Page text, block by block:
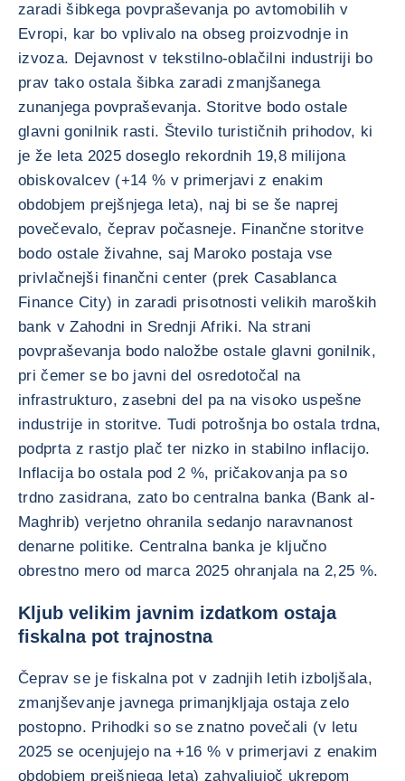
zaradi šibkega povpraševanja po avtomobilih v
Evropi, kar bo vplivalo na obseg proizvodnje in
izvoza. Dejavnost v tekstilno-oblačilni industriji bo
prav tako ostala šibka zaradi zmanjšanega
zunanjega povpraševanja. Storitve bodo ostale
glavni gonilnik rasti. Število turističnih prihodov, ki
je že leta 2025 doseglo rekordnih 19,8 milijona
obiskovalcev (+14 % v primerjavi z enakim
obdobjem prejšnjega leta), naj bi se še naprej
povečevalo, čeprav počasneje. Finančne storitve
bodo ostale živahne, saj Maroko postaja vse
privlačnejši finančni center (prek Casablanca
Finance City) in zaradi prisotnosti velikih maroških
bank v Zahodni in Srednji Afriki. Na strani
povpraševanja bodo naložbe ostale glavni gonilnik,
pri čemer se bo javni del osredotočal na
infrastrukturo, zasebni del pa na visoko uspešne
industrije in storitve. Tudi potrošnja bo ostala trdna,
podprta z rastjo plač ter nizko in stabilno inflacijo.
Inflacija bo ostala pod 2 %, pričakovanja pa so
trdno zasidrana, zato bo centralna banka (Bank al-
Maghrib) verjetno ohranila sedanjo naravnanost
denarne politike. Centralna banka je ključno
obrestno mero od marca 2025 ohranjala na 2,25 %.
Kljub velikim javnim izdatkom ostaja
fiskalna pot trajnostna
Čeprav se je fiskalna pot v zadnjih letih izboljšala,
zmanjševanje javnega primanjkljaja ostaja zelo
postopno. Prihodki so se znatno povečali (v letu
2025 se ocenjujejo na +16 % v primerjavi z enakim
obdobjem prejšnjega leta) zahvaljujoč ukrepom